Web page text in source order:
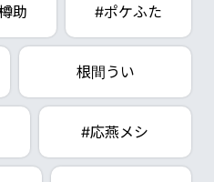
助 #ポケふた
根間うい
#応燕メシ